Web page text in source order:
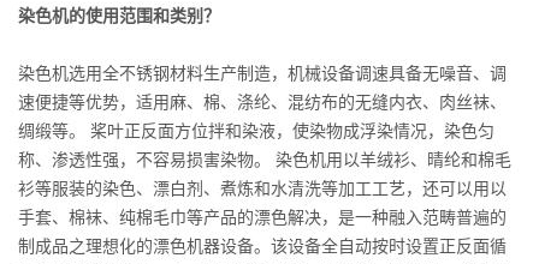
染色机的使用范围和类别？
染色机选用全不锈钢材料生产制造，机械设备调速具备无噪音、调
速便捷等优势，适用麻、棉、涤纶、混纺布的无缝内衣、肉丝袜、
绸缎等。 桨叶正反面方位拌和染液，使染物成浮染情况，染色匀
称、渗透性强，不容易损害染物。 染色机用以羊绒衫、晴纶和棉毛
衫等服装的染色、漂白剂、煮炼和水清洗等加工工艺，还可以用以
手套、棉袜、纯棉毛巾等产品的漂色解决，是一种融入范畴普遍的
制成品之理想化的漂色机器设备。该设备全自动按时设置正反面循